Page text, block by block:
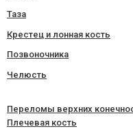
Таза
Крестец и лонная кость
Позвоночника
Челюсть
Переломы верхних
Плечевая кость